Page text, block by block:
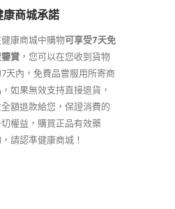
康商城承諾
康商城中購物可享受7天免
賞 ，您可以在您收到貨物
天內，免費品嘗服用所寄商
如果無效支持直接退貨，
額退款給您，保證消費的
權益，購買正品有效藥
請認準健康商城！